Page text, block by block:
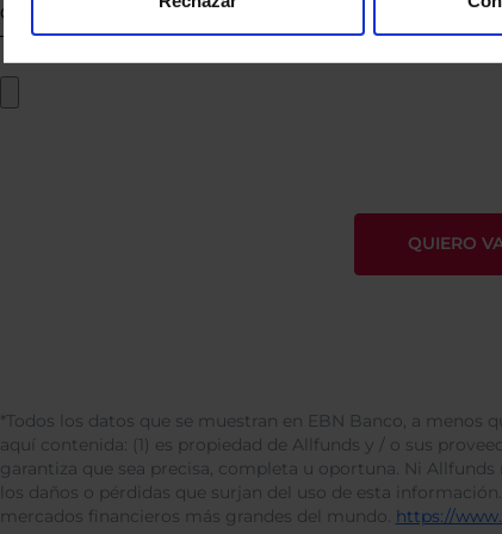
*Todos los datos que se muestran en EBN Banco, a
aquí contenida: (1) es propiedad de Allfunds y / o sus
garantiza que sea precisa, completa u oportuna. Ni
los daños o pérdidas que surjan del uso de esta
mercados financieros más grandes del mundo. https://